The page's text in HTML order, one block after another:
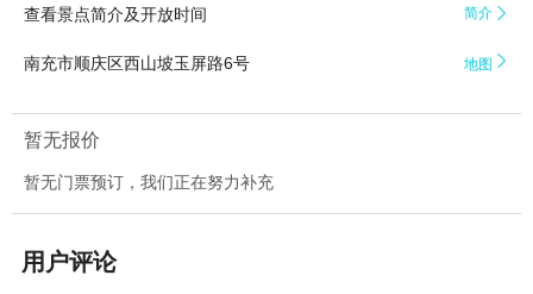
查看景点简介及开放时间 简介 
南充市顺庆区西山坡玉屏路6号 地图 
暂无报价
暂无门票预订，我们正在努力补充
用户评论